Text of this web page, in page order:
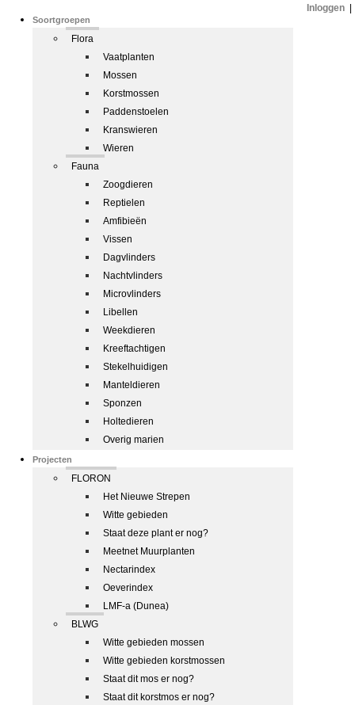
Soortgroepen
Flora
Vaatplanten
Mossen
Korstmossen
Paddenstoelen
Kranswieren
Wieren
Fauna
Zoogdieren
Reptielen
Amfibieën
Vissen
Dagvlinders
Nachtvlinders
Microvlinders
Libellen
Weekdieren
Kreeftachtigen
Stekelhuidigen
Manteldieren
Sponzen
Holtedieren
Overig marien
Projecten
FLORON
Het Nieuwe Strepen
Witte gebieden
Staat deze plant er nog?
Meetnet Muurplanten
Nectarindex
Oeverindex
LMF-a (Dunea)
BLWG
Witte gebieden mossen
Witte gebieden korstmossen
Staat dit mos er nog?
Staat dit korstmos er nog?
Inloggen